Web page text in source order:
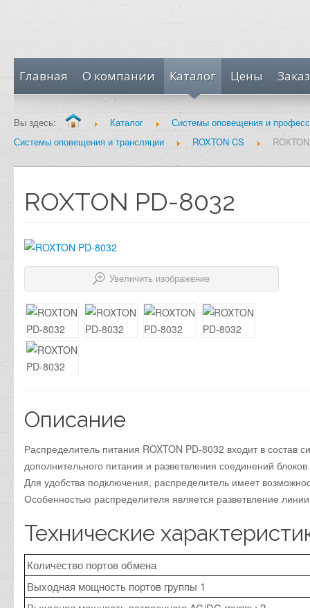
Главная О компании Каталог Цены
Вы здесь: Каталог
Системы оповещения и
Системы оповещения и трансляции
ROXTON CS
ROXTON PD-8032
Увеличить изображение
Описание
Распределитель питания ROXTON PD-8032 входит в
дополнительного питания и разветвления соединений
Для удобства подключения, распределитель имеет
Особенностью распределителя является разветвление
Технические
Количество портов обмена
Выходная мощность портов группы 1